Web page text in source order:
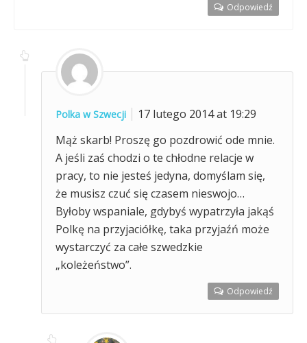
Odpowiedź
Polka w Szwecji
17 lutego 2014 at 19:29
Mąż skarb! Proszę go pozdrowić ode mnie.
A jeśli zaś chodzi o te chłodne relacje w
pracy, to nie jesteś jedyna, domyślam się,
że musisz czuć się czasem nieswojo…
Byłoby wspaniale, gdybyś wypatrzyła jakąś
Polkę na przyjaciółkę, taka przyjaźń może
wystarczyć za całe szwedzkie
„koleżeństwo”.
Odpowiedź